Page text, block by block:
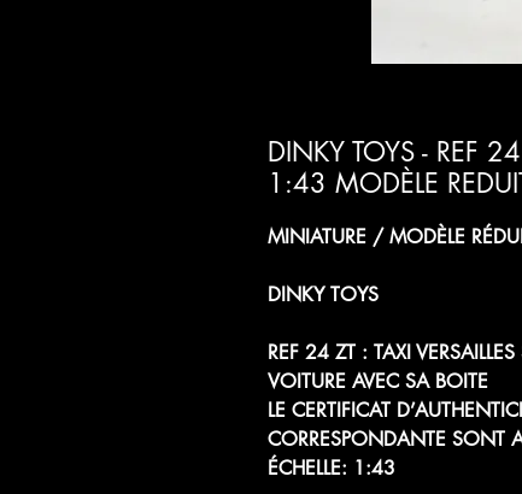
DINKY TOYS - REF
1:43 MODÈLE
MINIATURE / MODÈLE
DINKY TOYS
REF 24 ZT : TAXI
VOITURE AVEC SA BOITE
LE CERTIFICAT
CORRESPONDANTE SONT
ÉCHELLE: 1:43